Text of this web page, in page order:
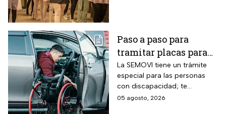
Paso a paso para
tramitar placas para
automovilistas con
discapacidad en
CDMX durante 2026
La SEMOVI tiene un trámite
especial para las personas
con discapacidad; te
contamos todo lo que
05 agosto, 2026